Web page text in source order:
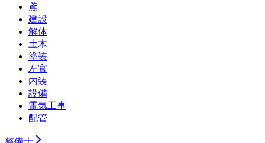
鳶
建設
解体
土木
塗装
左官
内装
設備
電気工事
配管